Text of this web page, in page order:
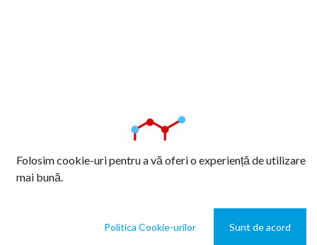
Folosim cookie-uri pentru a vă oferi o experiență de utilizare
mai bună.
Politica Cookie-urilor Sunt de acord